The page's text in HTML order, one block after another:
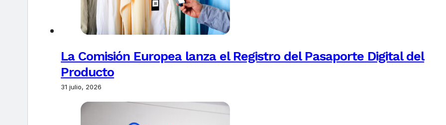
La Comisión Europea lanza el Registro del Pasaporte Digital del
Producto
31 julio, 2026